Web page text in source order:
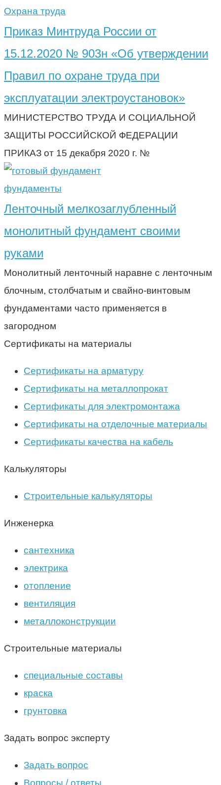
Охрана труда
Приказ Минтруда России от
15.12.2020 № 903н «Об утверждении
Правил по охране труда при
эксплуатации электроустановок»
МИНИСТЕРСТВО ТРУДА И СОЦИАЛЬНОЙ
ЗАЩИТЫ РОССИЙСКОЙ ФЕДЕРАЦИИ
ПРИКАЗ от 15 декабря 2020 г. №
фундаменты
Ленточный мелкозаглубленный
монолитный фундамент своими
руками
Монолитный ленточный наравне с ленточным
блочным, столбчатым и свайно-винтовым
фундаментами часто применяется в
загородном
Сертификаты на материалы
Сертификаты на арматуру
Сертификаты на металлопрокат
Сертификаты для электромонтажа
Сертификаты на отделочные материалы
Сертификаты качества на кабель
Калькуляторы
Строительные калькуляторы
Инженерка
сантехника
электрика
отопление
вентиляция
металлоконструкции
Строительные материалы
специальные составы
краска
грунтовка
Задать вопрос эксперту
Задать вопрос
Вопросы / ответы